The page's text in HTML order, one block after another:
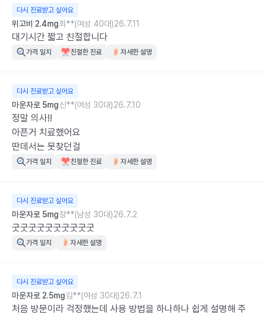
다시 진료받고 싶어요
위고비 2.4mg최**(여성 40대)26.7.11
대기시간 짧고 친절합니다
가격 일치 친절한 진료 자세한 설명
다시 진료받고 싶어요
마운자로 5mg신**(여성 30대)26.7.10
정말 의사!!
아픈거 치료했어요
딴데서는 못찾던걸
가격 일치 친절한 진료 자세한 설명
다시 진료받고 싶어요
마운자로 5mg장**(남성 30대)26.7.2
굿굿굿굿굿굿굿굿굿굿
가격 일치 자세한 설명
다시 진료받고 싶어요
마운자로 2.5mg김**(여성 30대)26.7.1
처음 방문이라 걱정했는데 사용 방법을 하나하나 쉽게 설명해 주